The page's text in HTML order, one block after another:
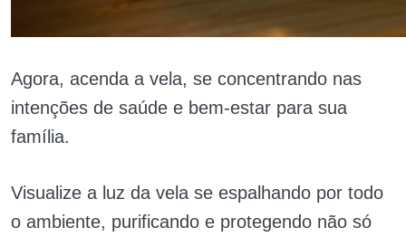
Agora, acenda a vela, se concentrando nas
intenções de saúde e bem-estar para sua
família.
Visualize a luz da vela se espalhando por todo
o ambiente, purificando e protegendo não só